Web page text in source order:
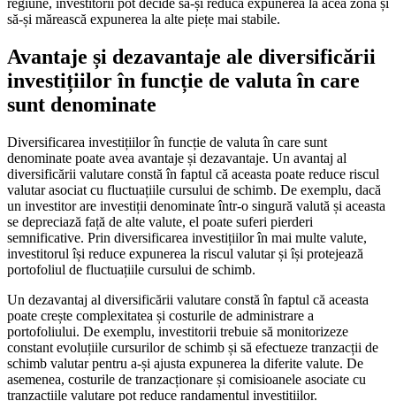
să-și mărească expunerea la alte piețe mai stabile.
Avantaje și dezavantaje ale diversificării
investițiilor în funcție de valuta în care
sunt denominate
Diversificarea investițiilor în funcție de valuta în care sunt
denominate poate avea avantaje și dezavantaje. Un avantaj al
diversificării valutare constă în faptul că aceasta poate reduce riscul
valutar asociat cu fluctuațiile cursului de schimb. De exemplu, dacă
un investitor are investiții denominate într-o singură valută și aceasta
se depreciază față de alte valute, el poate suferi pierderi
semnificative. Prin diversificarea investițiilor în mai multe valute,
investitorul își reduce expunerea la riscul valutar și își protejează
portofoliul de fluctuațiile cursului de schimb.
Un dezavantaj al diversificării valutare constă în faptul că aceasta
poate crește complexitatea și costurile de administrare a
portofoliului. De exemplu, investitorii trebuie să monitorizeze
constant evoluțiile cursurilor de schimb și să efectueze tranzacții de
schimb valutar pentru a-și ajusta expunerea la diferite valute. De
asemenea, costurile de tranzacționare și comisioanele asociate cu
tranzacțiile valutare pot reduce randamentul investițiilor.